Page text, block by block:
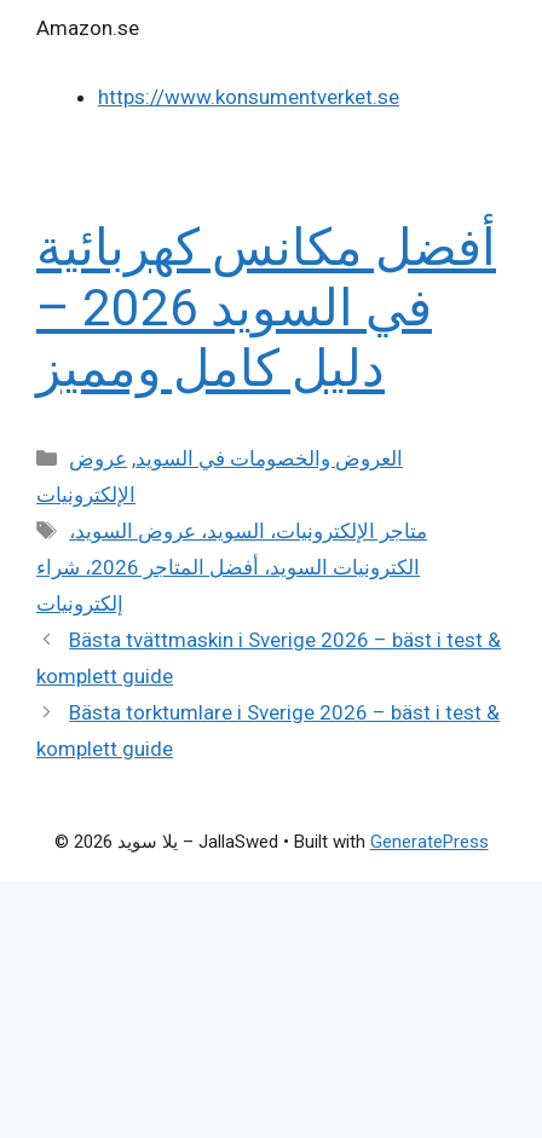
Amazon.se
https://www.konsumentverket.se
أفضل مكانس كهربائية
في السويد 2026 –
دليل كامل ومميز
Categoriesالعروض والخصومات في السويد, عروض
الإلكترونيات
Tags
متاجر الإلكترونيات، السويد، عروض السويد،
الكترونيات السويد، أفضل المتاجر 2026، شراء
إلكترونيات
Bästa tvättmaskin i Sverige 2026 – bäst i test &
komplett guide
Bästa torktumlare i Sverige 2026 – bäst i test &
komplett guide
© 2026 يلا سويد – JallaSwed • Built with GeneratePress